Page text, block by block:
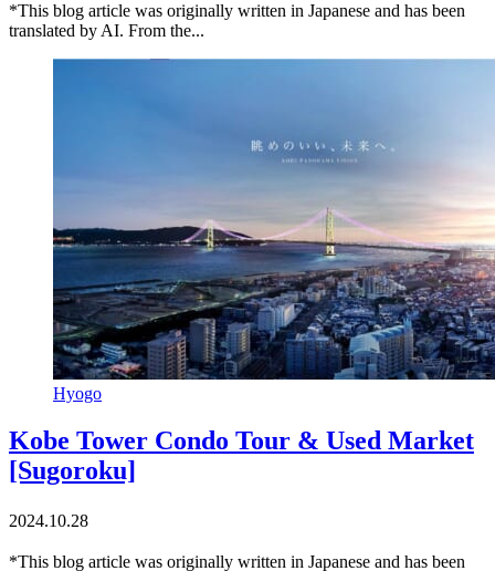
*This blog article was originally written in Japanese and has been
translated by AI. From the...
Hyogo
Kobe Tower Condo Tour & Used Market
[Sugoroku]
2024.10.28
*This blog article was originally written in Japanese and has been